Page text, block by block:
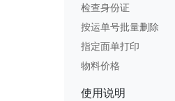
检查身份证
按运单号批量删除
指定面单打印
物料价格
使用说明